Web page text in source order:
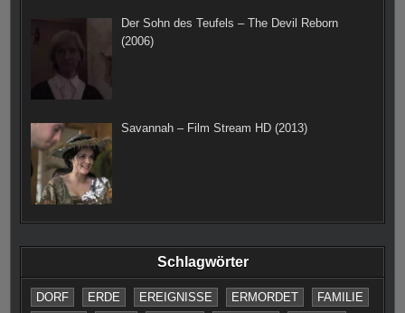
Der Sohn des Teufels – The Devil Reborn
(2006)
Savannah – Film Stream HD (2013)
Schlagwörter
DORF ERDE EREIGNISSE ERMORDET
FAMILIE